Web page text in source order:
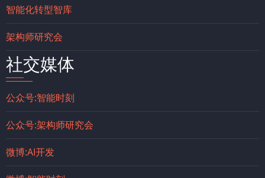
智能化转型智库
架构师研究会
社交媒体
公众号:智能时刻
公众号:架构师研究会
微博:AI开发